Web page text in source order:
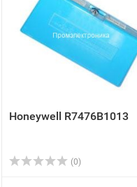
Honeywell R7476B1013
(0)